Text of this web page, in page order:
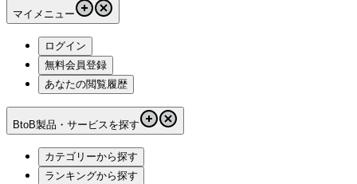
マイメニュー
ログイン
無料会員登録
あなたの閲覧履歴
BtoB製品・サービスを探す
カテゴリーから探す
ランキングから探す